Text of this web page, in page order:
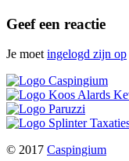
Geef een reactie
Je moet ingelogd zijn op
© 2017 Caspingium